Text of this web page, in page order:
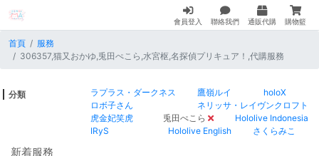
會員登入 聯絡我們 通販代購 購物籃
首頁
服務
306357,猫又おかゆ,兎田ぺこら,水宮枢,名探偵プリキュア！,代購服務
分類 ラプラス・ダークネス 鷹嶺ルイ
holoX
ロボ子さん
ネリッサ・レイヴンクロフト
虎金妃笑虎
兎田ぺこら
Hololive Indonesia
IRyS
Hololive English さくらみこ
新着服務